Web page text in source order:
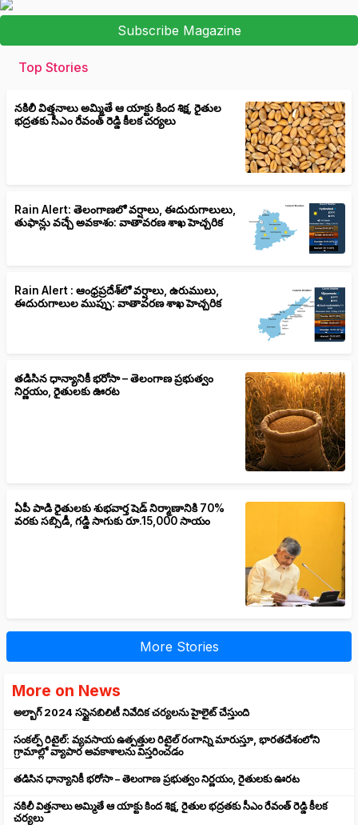
Subscribe Magazine
Top Stories
నకిలీ విత్తనాలు అమ్మితే ఆ యాక్టు కింద శిక్ష, రైతుల
భద్రతకు సీఎం రేవంత్ రెడ్డి కీలక చర్యలు
Rain Alert: తెలంగాణలో వర్షాలు, ఈదురుగాలులు,
తుఫాన్లు వచ్చే అవకాశం: వాతావరణ శాఖ హెచ్చరిక
Rain Alert : ఆంధ్రప్రదేశ్‌లో వర్షాలు, ఉరుములు,
ఈదురుగాలుల ముప్పు: వాతావరణ శాఖ హెచ్చరిక
తడిసిన ధాన్యానికీ భరోసా – తెలంగాణ ప్రభుత్వం
నిర్ణయం, రైతులకు ఊరట
ఏపీ పాడి రైతులకు శుభవార్త షెడ్ నిర్మాణానికి 70%
వరకు సబ్సిడీ, గడ్డి సాగుకు రూ.15,000 సాయం
More Stories
More on News
అల్బాగ్ 2024 సస్టైనబిలిటీ నివేదిక చర్యలను హైలైట్ చేస్తుంది
సంకల్ప్ రిటైల్: వ్యవసాయ ఉత్పత్తుల రిటైల్ రంగాన్ని మారుస్తూ, భారతదేశంలోని
గ్రామాల్లో వ్యాపార అవకాశాలను విస్తరించడం
తడిసిన ధాన్యానికీ భరోసా – తెలంగాణ ప్రభుత్వం నిర్ణయం, రైతులకు ఊరట
నకిలీ విత్తనాలు అమ్మితే ఆ యాక్టు కింద శిక్ష, రైతుల భద్రతకు సీఎం రేవంత్ రెడ్డి కీలక
చర్యలు